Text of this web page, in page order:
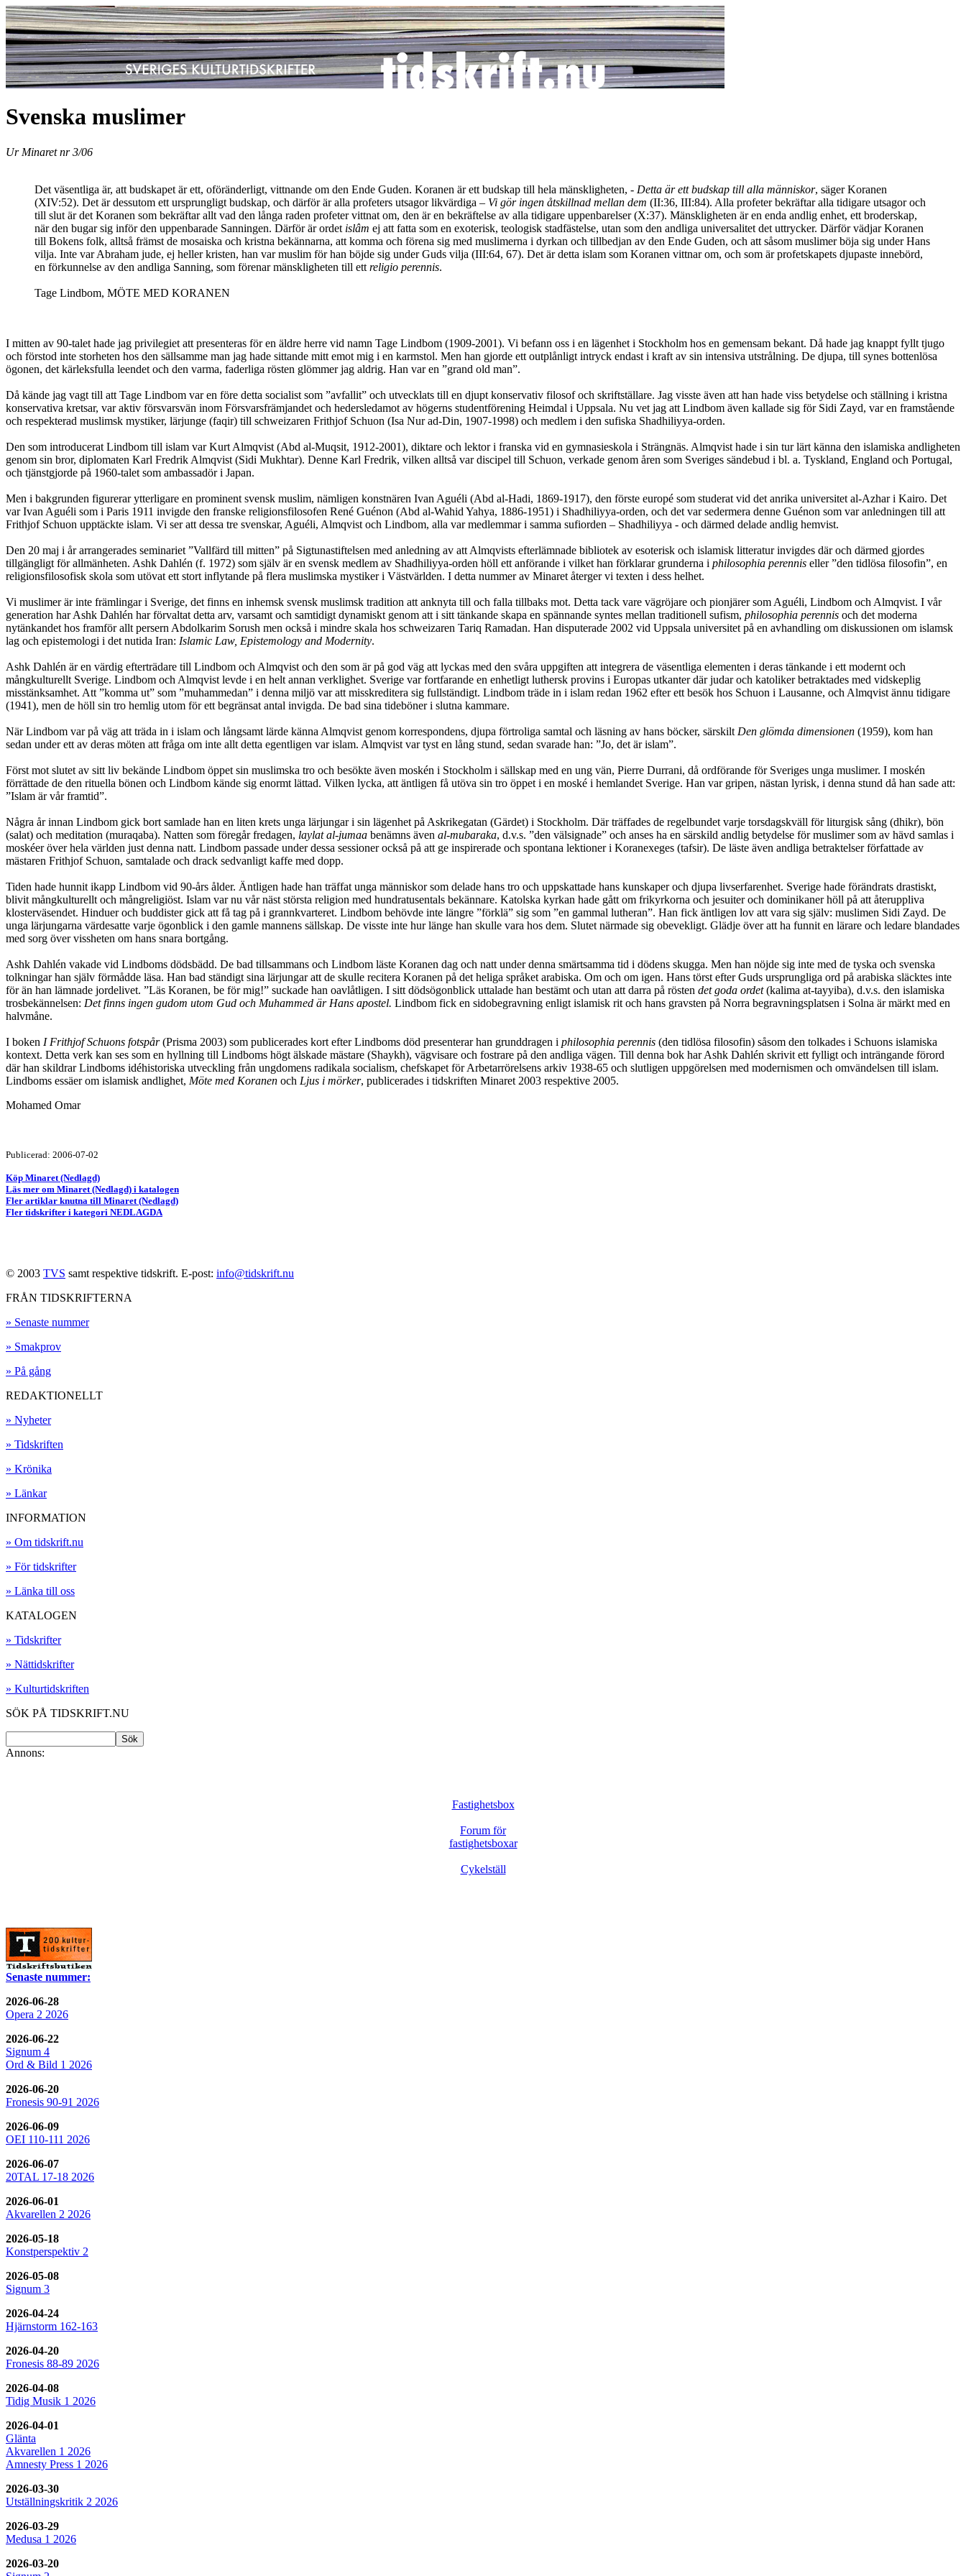
Svenska muslimer
Ur Minaret nr 3/06
Det väsentliga är, att budskapet är ett, oföränderligt, vittnande om den Ende Guden. Koranen är ett budskap till hela mänskligheten, - Detta är ett budskap till alla människor, säger Koranen
(XIV:52). Det är dessutom ett ursprungligt budskap, och därför är alla profeters utsagor likvärdiga – Vi gör ingen åtskillnad mellan dem (II:36, III:84). Alla profeter bekräftar alla tidigare utsagor och
till slut är det Koranen som bekräftar allt vad den långa raden profeter vittnat om, den är en bekräftelse av alla tidigare uppenbarelser (X:37). Mänskligheten är en enda andlig enhet, ett broderskap,
när den bugar sig inför den uppenbarade Sanningen. Därför är ordet islâm ej att fatta som en exoterisk, teologisk stadfästelse, utan som den andliga universalitet det uttrycker. Därför vädjar Koranen
till Bokens folk, alltså främst de mosaiska och kristna bekännarna, att komma och förena sig med muslimerna i dyrkan och tillbedjan av den Ende Guden, och att såsom muslimer böja sig under Hans
vilja. Inte var Abraham jude, ej heller kristen, han var muslim för han böjde sig under Guds vilja (III:64, 67). Det är detta islam som Koranen vittnar om, och som är profetskapets djupaste innebörd,
en förkunnelse av den andliga Sanning, som förenar mänskligheten till ett religio perennis.
Tage Lindbom, MÖTE MED KORANEN
I mitten av 90-talet hade jag privilegiet att presenteras för en äldre herre vid namn Tage Lindbom (1909-2001). Vi befann oss i en lägenhet i Stockholm hos en gemensam bekant. Då hade jag knappt fyllt tjugo
och förstod inte storheten hos den sällsamme man jag hade sittande mitt emot mig i en karmstol. Men han gjorde ett outplånligt intryck endast i kraft av sin intensiva utstrålning. De djupa, till synes bottenlösa
ögonen, det kärleksfulla leendet och den varma, faderliga rösten glömmer jag aldrig. Han var en ”grand old man”.
Då kände jag vagt till att Tage Lindbom var en före detta socialist som ”avfallit” och utvecklats till en djupt konservativ filosof och skriftställare. Jag visste även att han hade viss betydelse och ställning i kristna
konservativa kretsar, var aktiv försvarsvän inom Försvarsfrämjandet och hedersledamot av högerns studentförening Heimdal i Uppsala. Nu vet jag att Lindbom även kallade sig för Sidi Zayd, var en framstående
och respekterad muslimsk mystiker, lärjunge (faqir) till schweizaren Frithjof Schuon (Isa Nur ad-Din, 1907-1998) och medlem i den sufiska Shadhiliyya-orden.
Den som introducerat Lindbom till islam var Kurt Almqvist (Abd al-Muqsit, 1912-2001), diktare och lektor i franska vid en gymnasieskola i Strängnäs. Almqvist hade i sin tur lärt känna den islamiska andligheten
genom sin bror, diplomaten Karl Fredrik Almqvist (Sidi Mukhtar). Denne Karl Fredrik, vilken alltså var discipel till Schuon, verkade genom åren som Sveriges sändebud i bl. a. Tyskland, England och Portugal,
och tjänstgjorde på 1960-talet som ambassadör i Japan.
Men i bakgrunden figurerar ytterligare en prominent svensk muslim, nämligen konstnären Ivan Aguéli (Abd al-Hadi, 1869-1917), den förste europé som studerat vid det anrika universitet al-Azhar i Kairo. Det
var Ivan Aguéli som i Paris 1911 invigde den franske religionsfilosofen René Guénon (Abd al-Wahid Yahya, 1886-1951) i Shadhiliyya-orden, och det var sedermera denne Guénon som var anledningen till att
Frithjof Schuon upptäckte islam. Vi ser att dessa tre svenskar, Aguéli, Almqvist och Lindbom, alla var medlemmar i samma sufiorden – Shadhiliyya - och därmed delade andlig hemvist.
Den 20 maj i år arrangerades seminariet ”Vallfärd till mitten” på Sigtunastiftelsen med anledning av att Almqvists efterlämnade bibliotek av esoterisk och islamisk litteratur invigdes där och därmed gjordes
tillgängligt för allmänheten. Ashk Dahlén (f. 1972) som själv är en svensk medlem av Shadhiliyya-orden höll ett anförande i vilket han förklarar grunderna i philosophia perennis eller ”den tidlösa filosofin”, en
religionsfilosofisk skola som utövat ett stort inflytande på flera muslimska mystiker i Västvärlden. I detta nummer av Minaret återger vi texten i dess helhet.
Vi muslimer är inte främlingar i Sverige, det finns en inhemsk svensk muslimsk tradition att anknyta till och falla tillbaks mot. Detta tack vare vägröjare och pionjärer som Aguéli, Lindbom och Almqvist. I vår
generation har Ashk Dahlén har förvaltat detta arv, varsamt och samtidigt dynamiskt genom att i sitt tänkande skapa en spännande syntes mellan traditionell sufism, philosophia perennis och det moderna
nytänkandet hos framför allt persern Abdolkarim Sorush men också i mindre skala hos schweizaren Tariq Ramadan. Han disputerade 2002 vid Uppsala universitet på en avhandling om diskussionen om islamsk
lag och epistemologi i det nutida Iran: Islamic Law, Epistemology and Modernity.
Ashk Dahlén är en värdig efterträdare till Lindbom och Almqvist och den som är på god väg att lyckas med den svåra uppgiften att integrera de väsentliga elementen i deras tänkande i ett modernt och
mångkulturellt Sverige. Lindbom och Almqvist levde i en helt annan verklighet. Sverige var fortfarande en enhetligt luthersk provins i Europas utkanter där judar och katoliker betraktades med vidskeplig
misstänksamhet. Att ”komma ut” som ”muhammedan” i denna miljö var att misskreditera sig fullständigt. Lindbom träde in i islam redan 1962 efter ett besök hos Schuon i Lausanne, och Almqvist ännu tidigare
(1941), men de höll sin tro hemlig utom för ett begränsat antal invigda. De bad sina tideböner i slutna kammare.
När Lindbom var på väg att träda in i islam och långsamt lärde känna Almqvist genom korrespondens, djupa förtroliga samtal och läsning av hans böcker, särskilt Den glömda dimensionen (1959), kom han
sedan under ett av deras möten att fråga om inte allt detta egentligen var islam. Almqvist var tyst en lång stund, sedan svarade han: ”Jo, det är islam”.
Först mot slutet av sitt liv bekände Lindbom öppet sin muslimska tro och besökte även moskén i Stockholm i sällskap med en ung vän, Pierre Durrani, då ordförande för Sveriges unga muslimer. I moskén
förrättade de den rituella bönen och Lindbom kände sig enormt lättad. Vilken lycka, att äntligen få utöva sin tro öppet i en moské i hemlandet Sverige. Han var gripen, nästan lyrisk, i denna stund då han sade att:
”Islam är vår framtid”.
Några år innan Lindbom gick bort samlade han en liten krets unga lärjungar i sin lägenhet på Askrikegatan (Gärdet) i Stockholm. Där träffades de regelbundet varje torsdagskväll för liturgisk sång (dhikr), bön
(salat) och meditation (muraqaba). Natten som föregår fredagen, laylat al-jumaa benämns även al-mubaraka, d.v.s. ”den välsignade” och anses ha en särskild andlig betydelse för muslimer som av hävd samlas i
moskéer över hela världen just denna natt. Lindbom passade under dessa sessioner också på att ge inspirerade och spontana lektioner i Koranexeges (tafsir). De läste även andliga betraktelser författade av
mästaren Frithjof Schuon, samtalade och drack sedvanligt kaffe med dopp.
Tiden hade hunnit ikapp Lindbom vid 90-års ålder. Äntligen hade han träffat unga människor som delade hans tro och uppskattade hans kunskaper och djupa livserfarenhet. Sverige hade förändrats drastiskt,
blivit mångkulturellt och mångreligiöst. Islam var nu vår näst största religion med hundratusentals bekännare. Katolska kyrkan hade gått om frikyrkorna och jesuiter och dominikaner höll på att återuppliva
klosterväsendet. Hinduer och buddister gick att få tag på i grannkvarteret. Lindbom behövde inte längre ”förklä” sig som ”en gammal lutheran”. Han fick äntligen lov att vara sig själv: muslimen Sidi Zayd. De
unga lärjungarna värdesatte varje ögonblick i den gamle mannens sällskap. De visste inte hur länge han skulle vara hos dem. Slutet närmade sig obevekligt. Glädje över att ha funnit en lärare och ledare blandades
med sorg över vissheten om hans snara bortgång.
Ashk Dahlén vakade vid Lindboms dödsbädd. De bad tillsammans och Lindbom läste Koranen dag och natt under denna smärtsamma tid i dödens skugga. Men han nöjde sig inte med de tyska och svenska
tolkningar han själv förmådde läsa. Han bad ständigt sina lärjungar att de skulle recitera Koranen på det heliga språket arabiska. Om och om igen. Hans törst efter Guds ursprungliga ord på arabiska släcktes inte
för än han lämnade jordelivet. ”Läs Koranen, be för mig!” suckade han oavlåtligen. I sitt dödsögonblick uttalade han bestämt och utan att darra på rösten det goda ordet(kalima at-tayyiba), d.v.s. den islamiska
trosbekännelsen: Det finns ingen gudom utom Gud och Muhammed är Hans apostel. Lindbom fick en sidobegravning enligt islamisk rit och hans gravsten på Norra begravningsplatsen i Solna är märkt med en
halvmåne.
I boken I Frithjof Schuons fotspår(Prisma 2003) som publicerades kort efter Lindboms död presenterar han grunddragen i philosophia perennis (den tidlösa filosofin) såsom den tolkades i Schuons islamiska
kontext. Detta verk kan ses som en hyllning till Lindboms högt älskade mästare (Shaykh), vägvisare och fostrare på den andliga vägen. Till denna bok har Ashk Dahlén skrivit ett fylligt och inträngande förord
där han skildrar Lindboms idéhistoriska utveckling från ungdomens radikala socialism, chefskapet för Arbetarrörelsens arkiv 1938-65 och slutligen uppgörelsen med modernismen och omvändelsen till islam.
Lindboms essäer om islamisk andlighet, Möte med Koranen och Ljus i mörker, publicerades i tidskriften Minaret 2003 respektive 2005.
Mohamed Omar
Publicerad: 2006-07-02
Köp Minaret (Nedlagd)
Läs mer om Minaret (Nedlagd) i katalogen
Fler artiklar knutna till Minaret (Nedlagd)
Fler tidskrifter i kategori NEDLAGDA
© 2003 TVS samt respektive tidskrift. E-post: info@tidskrift.nu
FRÅN TIDSKRIFTERNA
» Senaste nummer
» Smakprov
» På gång
REDAKTIONELLT
» Nyheter
» Tidskriften
» Krönika
» Länkar
INFORMATION
» Om tidskrift.nu
» För tidskrifter
» Länka till oss
KATALOGEN
» Tidskrifter
» Nättidskrifter
» Kulturtidskriften
SÖK PÅ TIDSKRIFT.NU
Annons:
Fastighetsbox
Forum för
fastighetsboxar
Cykelställ
Senaste nummer:
2026-06-28
Opera 2 2026
2026-06-22
Signum 4
Ord & Bild 1 2026
2026-06-20
Fronesis 90-91 2026
2026-06-09
OEI 110-111 2026
2026-06-07
20TAL 17-18 2026
2026-06-01
Akvarellen 2 2026
2026-05-18
Konstperspektiv 2
2026-05-08
Signum 3
2026-04-24
Hjärnstorm 162-163
2026-04-20
Fronesis 88-89 2026
2026-04-08
Tidig Musik 1 2026
2026-04-01
Glänta
Akvarellen 1 2026
Amnesty Press 1 2026
2026-03-30
Utställningskritik 2 2026
2026-03-29
Medusa 1 2026
2026-03-20